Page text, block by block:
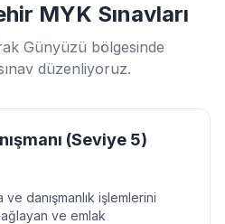
MYK Sınavları
Günyüzü bölgesinde
düzenliyoruz.
(Seviye 5)
ve danışmanlık işlemlerini
ve emlak